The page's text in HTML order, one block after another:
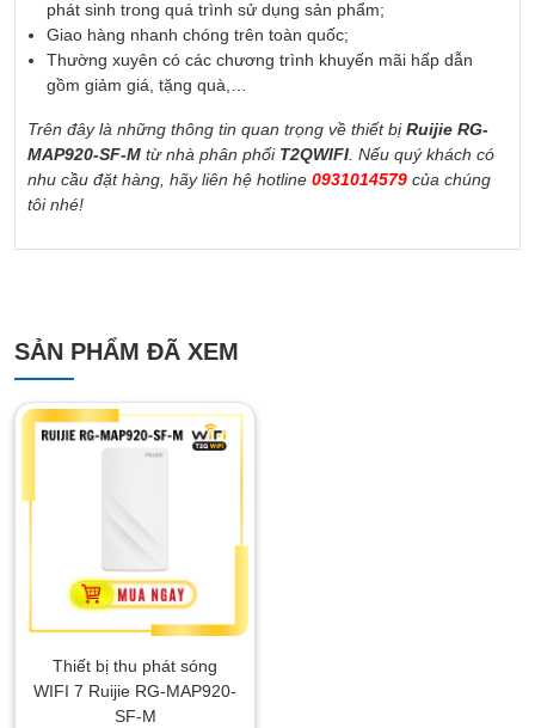
phát sinh trong quá trình sử dụng sản phẩm;
Giao hàng nhanh chóng trên toàn quốc;
Thường xuyên có các chương trình khuyến mãi hấp dẫn
gồm giảm giá, tặng quà,…
Trên đây là những thông tin quan trọng về thiết bịRuijie RG-
MAP920-SF-M từ nhà phân phối T2QWIFI. Nếu quý khách có
nhu cầu đặt hàng, hãy liên hệ hotline 0931014579 của chúng
tôi nhé!
SẢN PHẨM ĐÃ XEM
Thiết bị thu phát sóng
WIFI 7 Ruijie RG-MAP920-
SF-M